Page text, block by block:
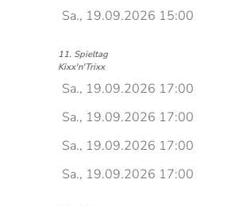
Sa., 19.09.2026 15:00
11. Spieltag
Kixx'n'Trixx
Sa., 19.09.2026 17:00
Sa., 19.09.2026 17:00
Sa., 19.09.2026 17:00
Sa., 19.09.2026 17:00